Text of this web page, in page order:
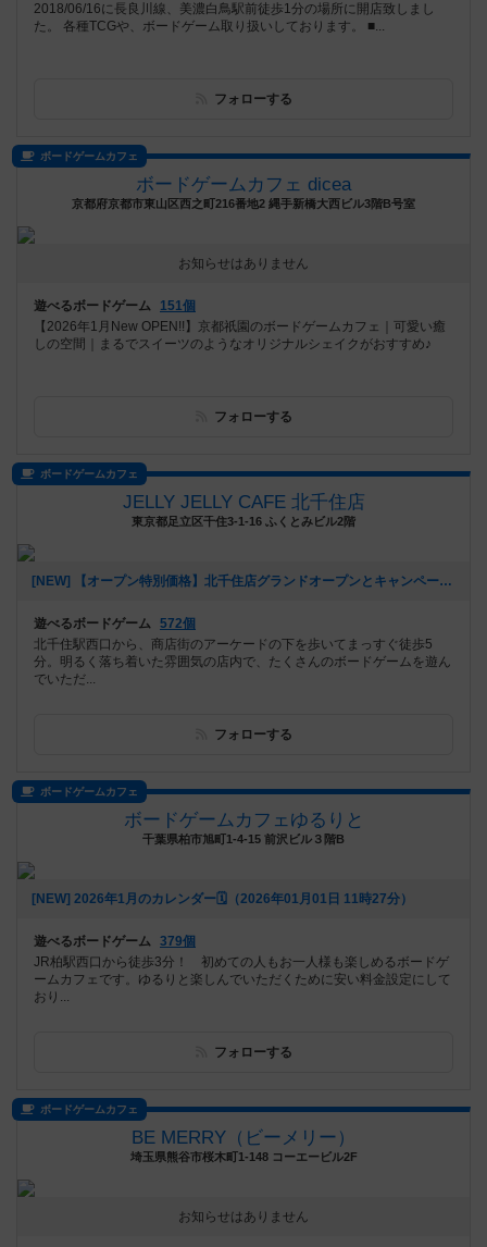
2018/06/16に長良川線、美濃白鳥駅前徒歩1分の場所に開店致しまし
た。 各種TCGや、ボードゲーム取り扱いしております。 ■...
フォローする
ボードゲームカフェ
ボードゲームカフェ dicea
京都府京都市東山区西之町216番地2 縄手新橋大西ビル3階B号室
お知らせはありません
遊べるボードゲーム
151個
【2026年1月New OPEN!!】京都祇園のボードゲームカフェ｜可愛い癒
しの空間｜まるでスイーツのようなオリジナルシェイクがおすすめ♪
フォローする
ボードゲームカフェ
JELLY JELLY CAFE 北千住店
東京都足立区千住3-1-16 ふくとみビル2階
[NEW] 【オープン特別価格】北千住店グランドオープンとキャンペーンのご案内（2026年01月09日 14時39分）
遊べるボードゲーム 572個
北千住駅西口から、商店街のアーケードの下を歩いてまっすぐ徒歩5
分。明るく落ち着いた雰囲気の店内で、たくさんのボードゲームを遊ん
でいただ...
フォローする
ボードゲームカフェ
ボードゲームカフェゆるりと
千葉県柏市旭町1-4-15 前沢ビル３階B
[NEW] 2026年1月のカレンダー🗓️（2026年01月01日 11時27分）
遊べるボードゲーム 379個
JR柏駅西口から徒歩3分！ 初めての人もお一人様も楽しめるボードゲ
ームカフェです。ゆるりと楽しんでいただくために安い料金設定にして
おり...
フォローする
ボードゲームカフェ
BE MERRY（ビーメリー）
埼玉県熊谷市桜木町1-148 コーエービル2F
お知らせはありません